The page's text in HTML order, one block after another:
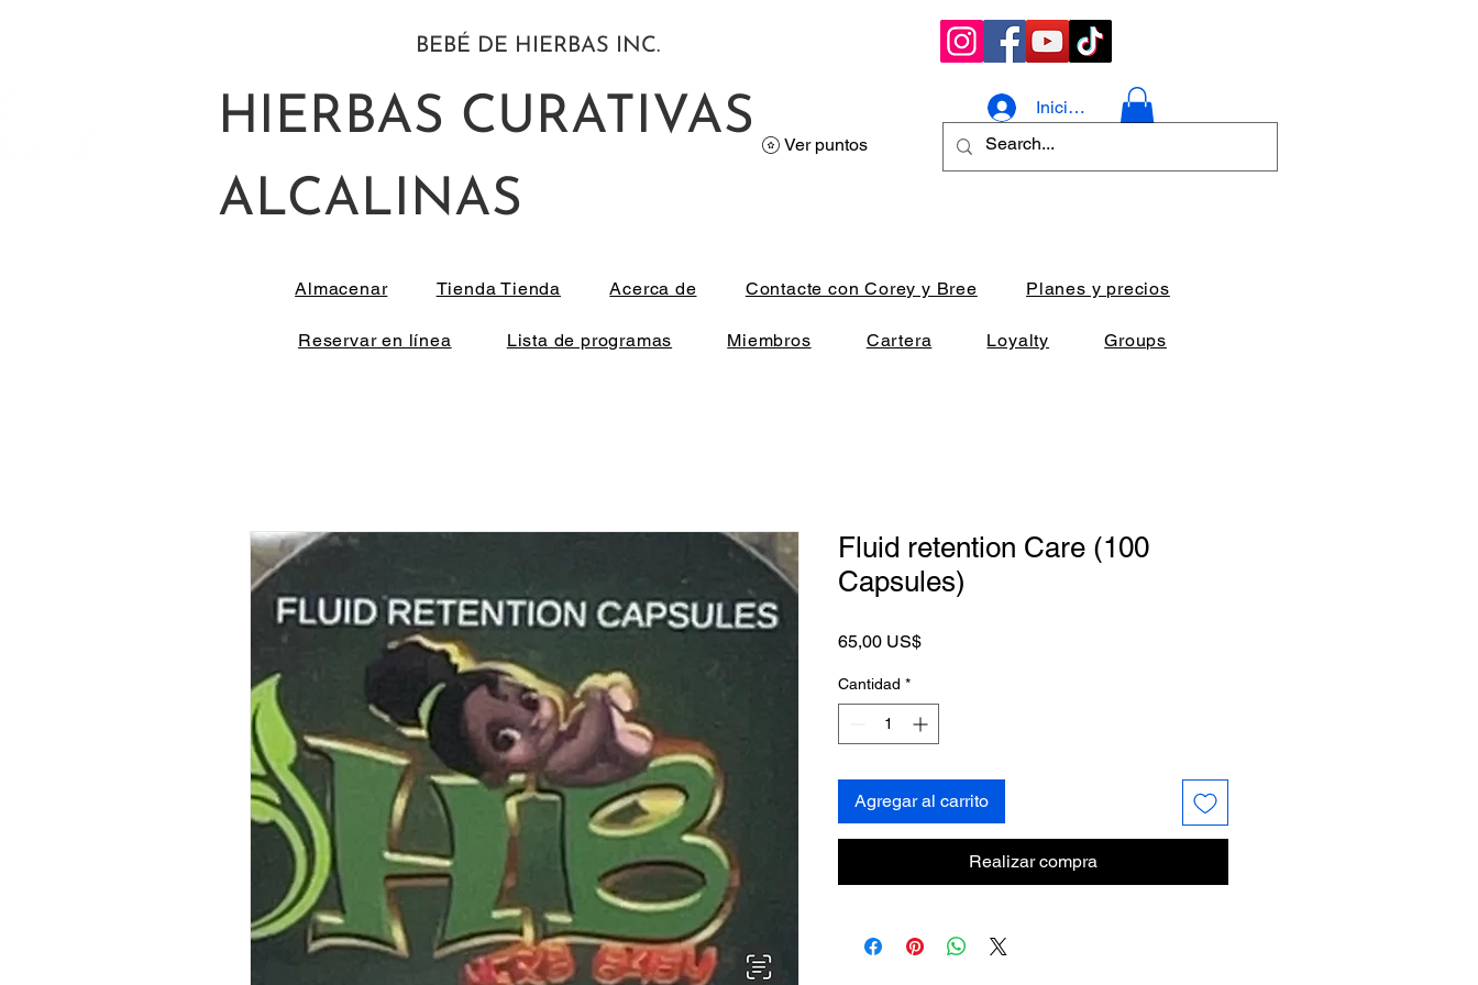
BEBÉ DE HIERBAS INC.
HIERBAS CURATIVAS
ALCALINAS
Iniciar sesión
Almacenar Tienda Tienda Acerca de Contacte con Corey y Bree Planes y precios
Reservar en línea Lista de programas Miembros Cartera Loyalty Groups
Ver puntos
Fluid retention Care (100
Capsules)
65,00 US$Precio
Cantidad *
Agregar al carrito
Realizar compra